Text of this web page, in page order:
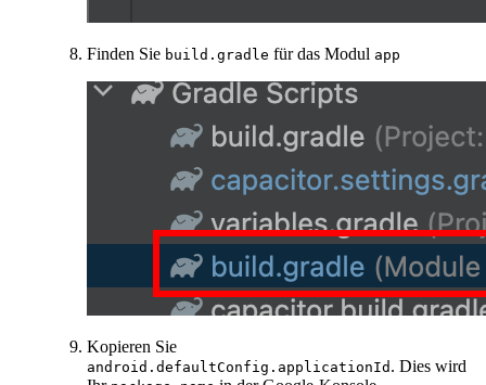
Finden Sie build.gradle für das Modul app
Kopieren Sie
android.defaultConfig.applicationId . Dies wird